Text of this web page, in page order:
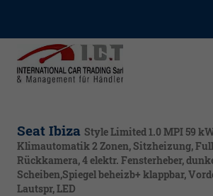
Seat Ibiza Style Limited 1.0 MPI 59
Klimautomatik 2 Zonen, Sitzheizung,
Rückkamera, 4 elektr. Fensterheber,
Scheiben,Spiegel beheizb+ klappbar,
Lautspr, LED